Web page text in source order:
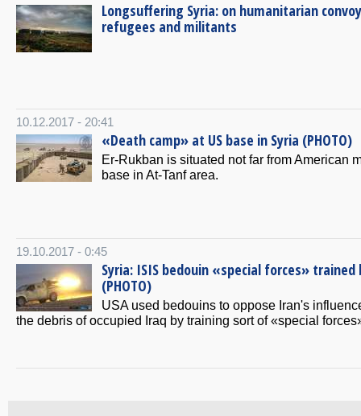
Longsuffering Syria: on humanitarian
refugees and militants
10.12.2017 - 20:41
«Death camp» at US base in Syria (PHOTO)
Er-Rukban is situated not far from American
base in At-Tanf area.
19.10.2017 - 0:45
Syria: ISIS bedouin «special forces» trained
(PHOTO)
USA used bedouins to oppose Iran's
the debris of occupied Iraq by training sort of «special